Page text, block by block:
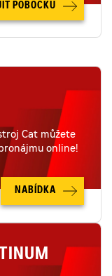
POBOČKU
Cat můžete
online!
NABÍDKA